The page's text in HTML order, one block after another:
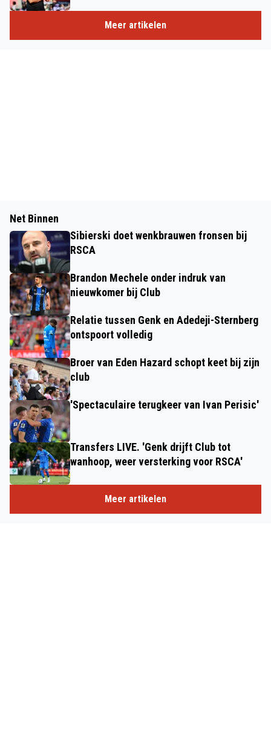
Meer artikelen
Net Binnen
Sibierski doet wenkbrauwen fronsen bij
RSCA
Brandon Mechele onder indruk van
nieuwkomer bij Club
Relatie tussen Genk en Adedeji-Sternberg
ontspoort volledig
Broer van Eden Hazard schopt keet bij zijn
club
'Spectaculaire terugkeer van Ivan Perisic'
Transfers LIVE. 'Genk drijft Club tot
wanhoop, weer versterking voor RSCA'
Meer artikelen